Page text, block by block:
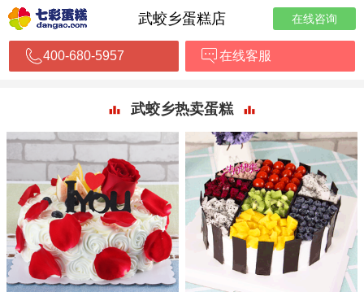
武蛟乡蛋糕店 在线咨询
400-680-5957 在线客服
武蛟乡热卖蛋糕